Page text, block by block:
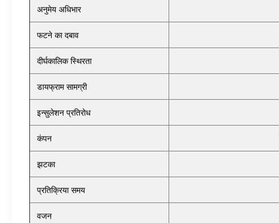
अनुमेय अधिभार
फटने का दबाव
दीर्घकालिक स्थिरता
डायफ्राम सामग्री
इन्सुलेशन प्रतिरोध
कंपन
झटका
प्रतिक्रिया समय
वजन